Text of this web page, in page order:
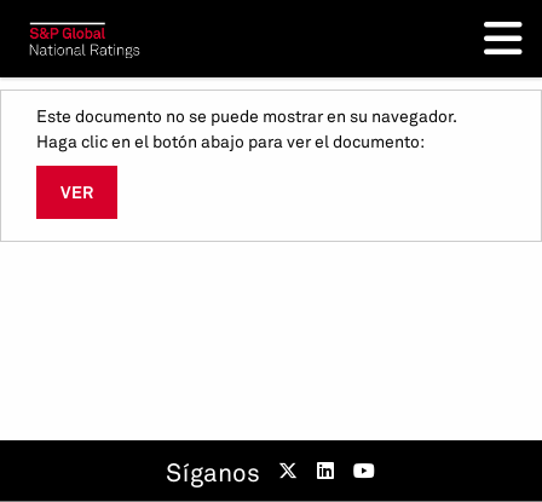
Este documento no se puede mostrar en su navegador.
Haga clic en el botón abajo para ver el documento:
VER
Síganos